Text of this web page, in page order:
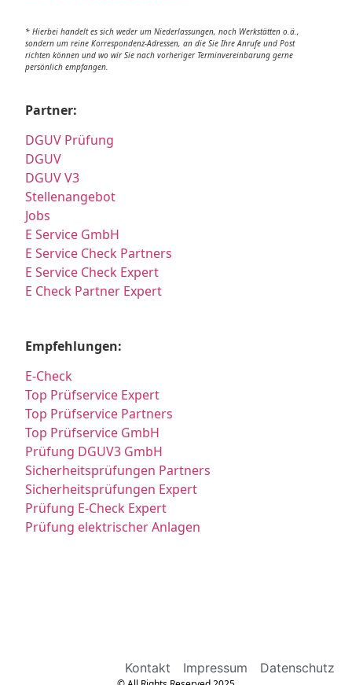
* Hierbei handelt es sich weder um Niederlassungen, noch Werkstätten o.ä.,
sondern um reine Korrespondenz-Adressen, an die Sie Ihre Anrufe und Post
richten können und wo wir Sie nach vorheriger Terminvereinbarung gerne
persönlich empfangen.
Partner:
DGUV Prüfung
DGUV
DGUV V3
Stellenangebot
Jobs
E Service GmbH
E Service Check Partners
E Service Check Expert
E Check Partner Expert
Empfehlungen:
E-Check
Top Prüfservice Expert
Top Prüfservice Partners
Top Prüfservice GmbH
Prüfung DGUV3 GmbH
Sicherheitsprüfungen Partners
Sicherheitsprüfungen Expert
Prüfung E-Check Expert
Prüfung elektrischer Anlagen
Kontakt Impressum Datenschutz